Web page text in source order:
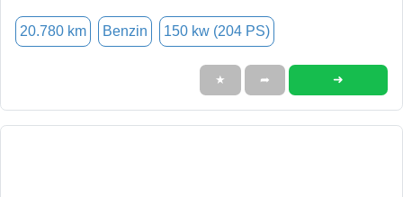
20.780 km Benzin 150 kw (204 PS)
★ ➦ ➜